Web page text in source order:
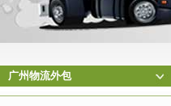
广州物流外包